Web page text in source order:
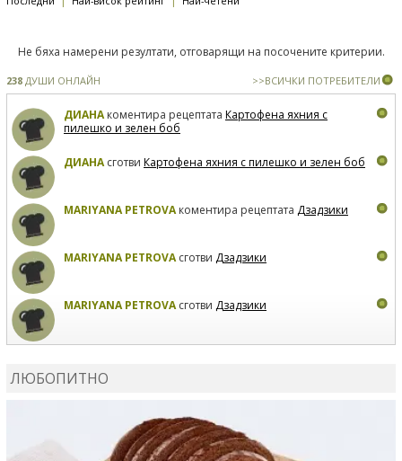
Не бяха намерени резултати, отговарящи на посочените критерии.
238 ДУШИ ОНЛАЙН >>ВСИЧКИ ПОТРЕБИТЕЛИ
ДИАНАкоментира рецептата Картофена яхния с
пилешко и зелен боб
ДИАНАсготви Картофена яхния с пилешко и зелен боб
MARIYANA PETROVAкоментира рецептата Дзадзики
MARIYANA PETROVAсготви Дзадзики
MARIYANA PETROVAсготви Дзадзики
ЛЮБОПИТНО